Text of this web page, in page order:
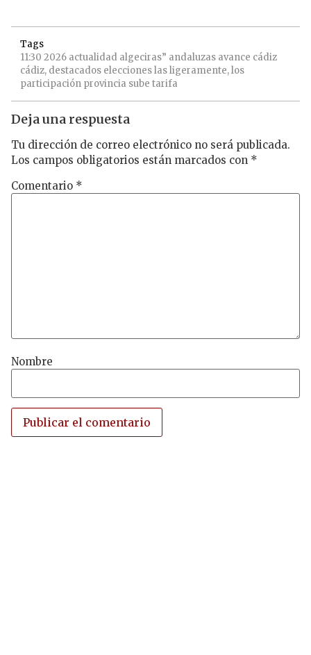
Tags
11:30 2026 actualidad algeciras” andaluzas avance cádiz
cádiz, destacados eleccioneslasligeramente,los
participación provincia sube tarifa
Deja una respuesta
Tu dirección de correo electrónico no será publicada.
Los campos obligatorios están marcados con *
Comentario *
Nombre